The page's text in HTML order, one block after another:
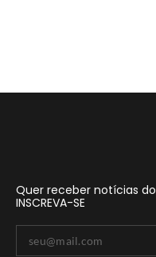
Quer receber notícias
INSCREVA-SE